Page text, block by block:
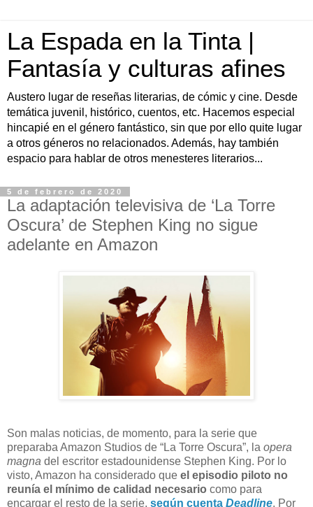
La Espada en la Tinta |
Fantasía y culturas afines
Austero lugar de reseñas literarias, de cómic y cine. Desde
temática juvenil, histórico, cuentos, etc. Hacemos especial
hincapié en el género fantástico, sin que por ello quite lugar
a otros géneros no relacionados. Además, hay también
espacio para hablar de otros menesteres literarios...
5 de febrero de 2020
La adaptación televisiva de ‘La Torre
Oscura’ de Stephen King no sigue
adelante en Amazon
Son malas noticias, de momento, para la serie que
preparaba Amazon Studios de “La Torre Oscura”, la opera
magna del escritor estadounidense Stephen King. Por lo
visto, Amazon ha considerado que el episodio piloto no
reunía el mínimo de calidad necesario como para
encargar el resto de la serie, según cuenta Deadline. Por